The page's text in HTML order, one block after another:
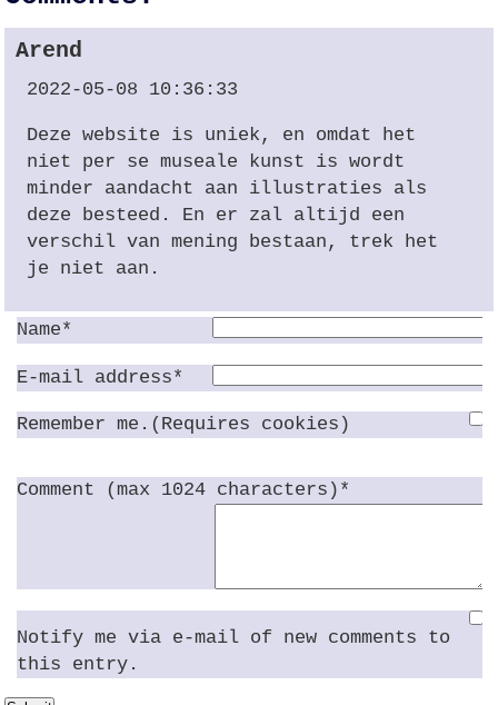
Arend
2022-05-08 10:36:33
Deze website is uniek, en omdat het
niet per se museale kunst is wordt
minder aandacht aan illustraties als
deze besteed. En er zal altijd een
verschil van mening bestaan, trek het
je niet aan.
Name*
E-mail address*
Remember me.(Requires cookies)
Comment (max 1024 characters)*
Notify me via e-mail of new comments to
this entry.